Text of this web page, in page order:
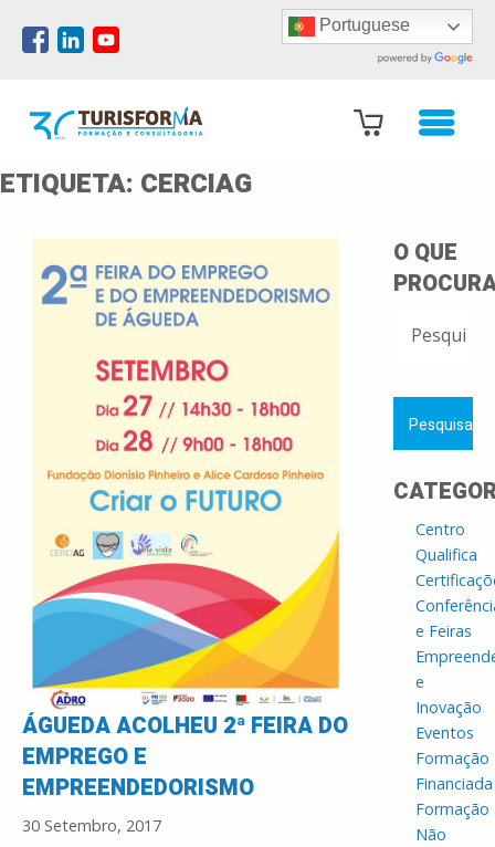
Portuguese
ETIQUETA: CERCIAG
ÁGUEDA ACOLHEU 2ª FEIRA DO
EMPREGO E
EMPREENDEDORISMO
30 Setembro, 2017
O QUE
POR:
Centro
Qualifica
e Feiras
e
Inovação
Eventos
Formação
Financiada
Formação
Não